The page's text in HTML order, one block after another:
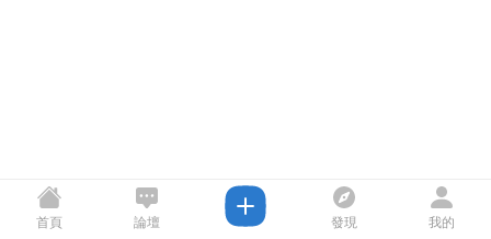
首頁 論壇 發現 我的